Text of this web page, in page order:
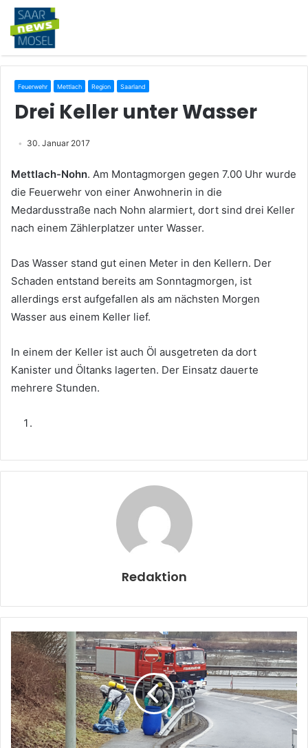
Feuerwehr Mettlach Region Saarland
Drei Keller unter Wasser
30. Januar 2017
Mettlach-Nohn. Am Montagmorgen gegen 7.00 Uhr wurde
die Feuerwehr von einer Anwohnerin in die
Medardusstraße nach Nohn alarmiert, dort sind drei Keller
nach einem Zählerplatzer unter Wasser.
Das Wasser stand gut einen Meter in den Kellern. Der
Schaden entstand bereits am Sonntagmorgen, ist
allerdings erst aufgefallen als am nächsten Morgen
Wasser aus einem Keller lief.
In einem der Keller ist auch Öl ausgetreten da dort
Kanister und Öltanks lagerten. Der Einsatz dauerte
mehrere Stunden.
Redaktion